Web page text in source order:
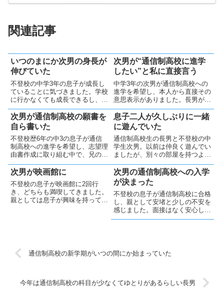
関連記事
いつのまにか次男の身長が
伸びていた
不登校の中学3年の息子が成長し
ていることに気づきました。学校
に行かなくても成長できるし、小
さな喜びを大切にし家族と仲良く
生活していきたいです。
次男が“通信制高校に進学
したい”と私に直接言う
中学3年の次男が通信制高校への
進学を希望し、本人から直接その
意思表示がありました。長男が同
じ高校に通っており、その経験が
次男の進学を後押ししています。
しかし、次男の学習習慣が定着し
ていないため、無理のない科目選
択が重要だと考えています
次男が通信制高校の願書を
自ら書いた
不登校歴6年の中3の息子が通信
制高校への進学を希望し、志望理
由書作成に取り組む中で、兄の影
響や学校への信頼感が大きな要因
であることがわかりました。信頼
できなかった小中学校での経験を
経て、自由な通信制高校での生活
を期待している様です
息子二人が久しぶりに一緒
に遊んでいた
通信制高校生の長男と不登校の中
学生次男。以前は仲良く遊んでい
ましたが、別々の部屋を持つよう
になり疎遠に。最近、久しぶりに
二人でプラモデルを作る姿を見
て、親として嬉しく思いました。
家族の絆と健康が何より大切だと
思っています。
次男が映画館に
不登校の息子が映画館に2回行
き、どちらも満喫してきました。
親としては息子が興味を持って外
次男の通信制高校への入学
が決まった
不登校の息子が通信制高校に合格
し、親として安堵と少しの不安を
感じました。面接はなく安心しま
したが経験としてあっても良かっ
もりです
通信制高校の新学期がいつの間にか始まっていた
今年は通信制高校の科目が少なくてゆとりがあるらしい長男